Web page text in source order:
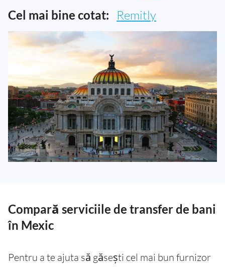
Cel mai bine cotat: Remitly
Compară serviciile de transfer de bani
în Mexic
Pentru a te ajuta să găsești cel mai bun furnizor